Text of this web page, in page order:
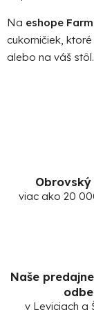
Na eshope
cukorničiek,
alebo na váš stôl.
viac ako 20
Naše
v Leviciach a